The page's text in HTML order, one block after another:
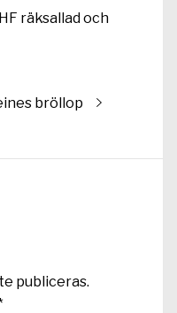
räksallad och
bröllop
publiceras.